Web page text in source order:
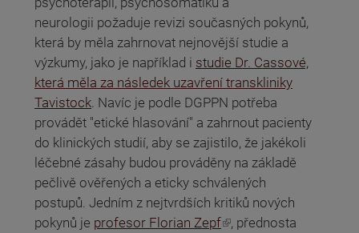
neurologii požaduje revizi současných pokynů,
která by měla zahrnovat nejnovější studie a
výzkumy, jako je například i studie Dr. Cassové,
která měla za následek uzavření transkliniky
Tavistock. Navíc je podle DGPPN potřeba
provádět "etické hlasování" a zahrnout pacienty
do klinických studií, aby se zajistilo, že jakékoli
léčebné zásahy budou prováděny na základě
pečlivě ověřených a eticky schválených
postupů. Jedním z nejtvrdších kritiků nových
pokynů je profesor Florian Zepf
(odkaz je externí)
, přednosta